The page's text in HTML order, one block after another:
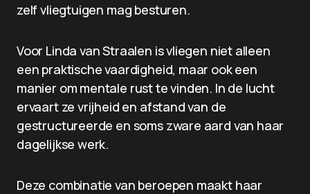
zelf vliegtuigen mag besturen.
Voor Linda van Straalen is vliegen niet alleen
een praktische vaardigheid, maar ook een
manier om mentale rust te vinden. In de lucht
ervaart ze vrijheid en afstand van de
gestructureerde en soms zware aard van haar
dagelijkse werk.
Deze combinatie van beroepen maakt haar